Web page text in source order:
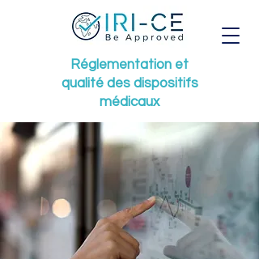
Réglementation et
qualité des dispositifs
médicaux